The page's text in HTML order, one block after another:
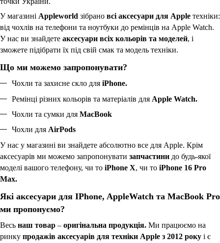
У магазині Appleworld зібрано всі аксесуари для Apple техніки:
від чохлів на телефони та ноутбуки до ремінців на Apple Watch.
У нас ви знайдете аксесуари всіх кольорів та моделей, і
зможете підібрати їх під свій смак та модель техніки.
Що ми можемо запропонувати?
Чохли та захисне скло для iPhone.
Ремінці різних кольорів та матеріалів для Apple Watch.
Чохли та сумки для MacBook
Чохли для AirPods
У нас у магазині ви знайдете абсолютно все для Apple. Крім
аксесуарів ми можемо запропонувати запчастини до будь-якої
моделі вашого телефону, чи то iPhone X, чи то iPhone 16 Pro
Max.
Які аксесуари для IPhone, AppleWatch та MacBook Pro
ми пропонуємо?
Весь наш товар – оригінальна продукція. Ми працюємо на
ринку продажів аксесуарів для техніки Apple з 2012 року і є